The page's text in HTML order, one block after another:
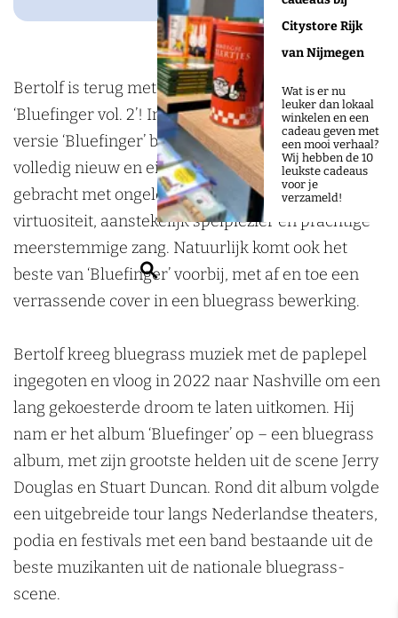
Citystore Rijk
van Nijmegen
Wat is er nu
leuker dan lokaal
winkelen en een
cadeau geven met
een mooi verhaal?
Wij hebben de 10
leukste cadeaus
voor je
verzameld!
Z
o
k
e
n
o
D
o
o
r
n
r
o
o
s
e
P
o
p
p
o
d
i
u
m
r
o
s
j
e
P
o
p
p
o
i
u
m
r
m
D
o
o
r
n
r
o
o
j
e
P
o
p
p
o
d
i
Bertolf is terug met zijn bluegrass album
‘Bluefinger vol. 2’! In tegenstelling tot de eerdere
versie ‘Bluefinger’ bestaat ‘Bluefinger vol. 2’ uit
volledig nieuw en eigen repertoire. De plaat wordt
gebracht met ongelofelijke instrumentale
virtuositeit, aanstekelijk spelplezier en prachtige
meerstemmige zang. Natuurlijk komt ook het
beste van ‘Bluefinger’ voorbij, met af en toe een
verrassende cover in een bluegrass bewerking.
Bertolf kreeg bluegrass muziek met de paplepel
ingegoten en vloog in 2022 naar Nashville om een
lang gekoesterde droom te laten uitkomen. Hij
nam er het album ‘Bluefinger’ op – een bluegrass
album, met zijn grootste helden uit de scene Jerry
Douglas en Stuart Duncan. Rond dit album volgde
een uitgebreide tour langs Nederlandse theaters,
podia en festivals met een band bestaande uit de
beste muzikanten uit de nationale bluegrass-
scene.